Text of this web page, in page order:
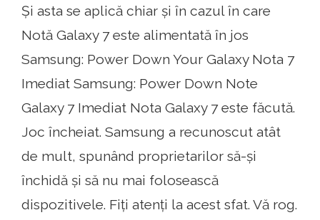
Și asta se aplică chiar și în cazul în care
Notă Galaxy 7 este alimentată în jos
Samsung: Power Down Your Galaxy Nota 7
Imediat Samsung: Power Down Note
Galaxy 7 Imediat Nota Galaxy 7 este făcută.
Joc încheiat. Samsung a recunoscut atât
de mult, spunând proprietarilor să-și
închidă și să nu mai folosească
dispozitivele. Fiți atenți la acest sfat. Vă rog.